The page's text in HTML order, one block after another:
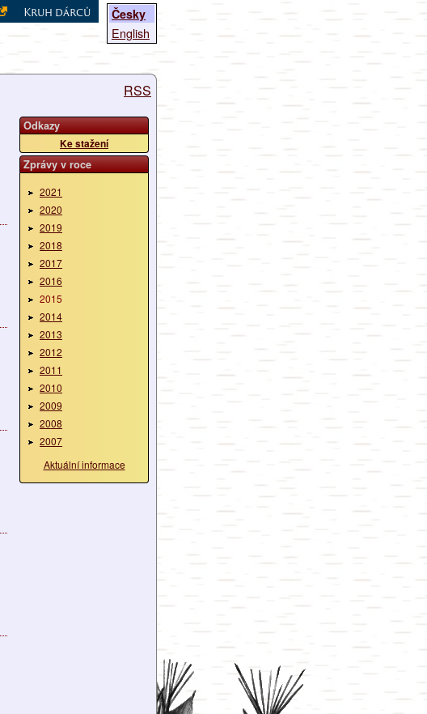
Česky
English
Kruh dárců
RSS
Odkazy
Ke stažení
Zprávy v roce
2021
2020
2019
2018
2017
2016
2015
2014
2013
2012
2011
2010
2009
2008
2007
Aktuální informace